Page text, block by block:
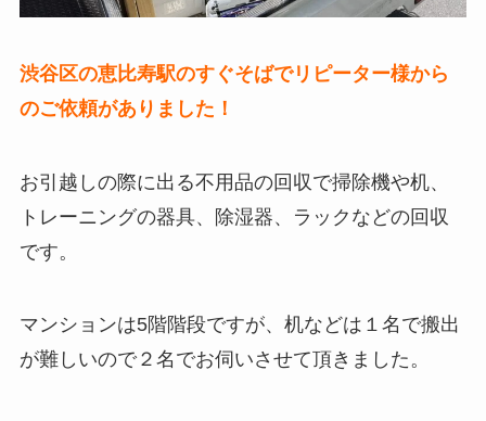
渋谷区の恵比寿駅のすぐそばでリピーター様から
のご依頼がありました！
お引越しの際に出る不用品の回収で掃除機や机、
トレーニングの器具、除湿器、ラックなどの回収
です。
マンションは5階階段ですが、机などは１名で搬出
が難しいので２名でお伺いさせて頂きました。